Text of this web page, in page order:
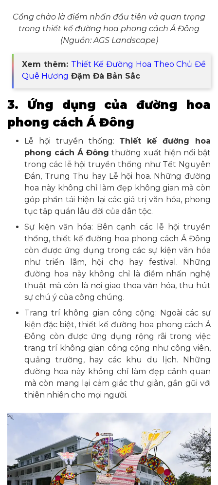
Cổng chào là điểm nhấn đầu tiên và quan trọng
trong thiết kế đường hoa phong cách Á Đông
(Nguồn: AGS Landscape)
Xem thêm: Thiết Kế Đường Hoa Theo Chủ Đề
Quê Hương Đậm Đà Bản Sắc
3. Ứng dụng của đường hoa
phong cách Á Đông
Lễ hội truyền thống: Thiết kế đường hoa
phong cách Á Đông thường xuất hiện nổi bật
trong các lễ hội truyền thống như Tết Nguyên
Đán, Trung Thu hay Lễ hội hoa. Những đường
hoa này không chỉ làm đẹp không gian mà còn
góp phần tái hiện lại các giá trị văn hóa, phong
tục tập quán lâu đời của dân tộc.
Sự kiện văn hóa: Bên cạnh các lễ hội truyền
thống, thiết kế đường hoa phong cách Á Đông
còn được ứng dụng trong các sự kiện văn hóa
như triển lãm, hội chợ hay festival. Những
đường hoa này không chỉ là điểm nhấn nghệ
thuật mà còn là nơi giao thoa văn hóa, thu hút
sự chú ý của công chúng.
Trang trí không gian công cộng: Ngoài các sự
kiện đặc biệt, thiết kế đường hoa phong cách Á
Đông còn được ứng dụng rộng rãi trong việc
trang trí không gian công cộng như công viên,
quảng trường, hay các khu du lịch. Những
đường hoa này không chỉ làm đẹp cảnh quan
mà còn mang lại cảm giác thư giãn, gần gũi với
thiên nhiên cho mọi người.